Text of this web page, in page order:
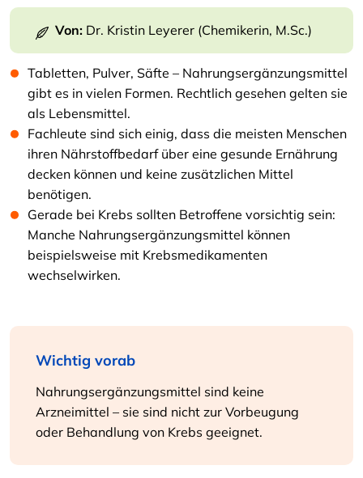
Von: Dr. Kristin Leyerer (Chemikerin, M.Sc.)
Tabletten, Pulver, Säfte – Nahrungsergänzungsmittel
gibt es in vielen Formen. Rechtlich gesehen gelten sie
als Lebensmittel.
Fachleute sind sich einig, dass die meisten Menschen
ihren Nährstoffbedarf über eine gesunde Ernährung
decken können und keine zusätzlichen Mittel
benötigen.
Gerade bei Krebs sollten Betroffene vorsichtig sein:
Manche Nahrungsergänzungsmittel können
beispielsweise mit Krebsmedikamenten
wechselwirken.
Wichtig vorab
Nahrungsergänzungsmittel sind keine
Arzneimittel – sie sind nicht zur Vorbeugung
oder Behandlung von Krebs geeignet.